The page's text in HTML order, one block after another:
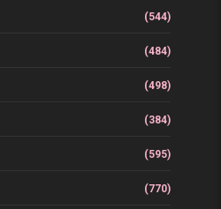
(544)
(484)
(498)
(384)
(595)
(770)